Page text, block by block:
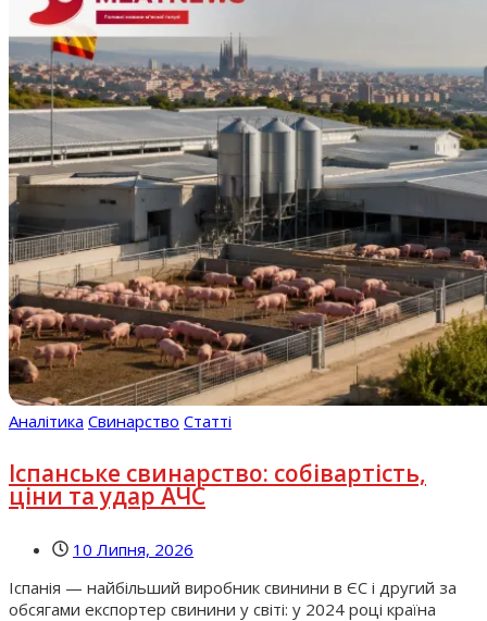
Аналітика Свинарство Статті
Іспанське свинарство: собівартість,
ціни та удар АЧС
10 Липня, 2026
Іспанія — найбільший виробник свинини в ЄС і другий за
обсягами експортер свинини у світі: у 2024 році країна